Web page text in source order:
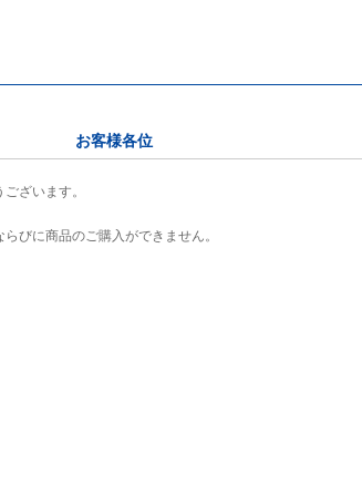
お客様各位
ざいます。
びに商品のご購入ができません。